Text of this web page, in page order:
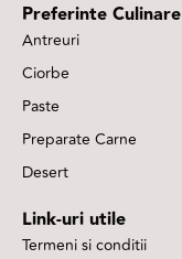
Preferinte Culinare
Antreuri
Ciorbe
Paste
Preparate Carne
Desert
Link-uri utile
Termeni si conditii